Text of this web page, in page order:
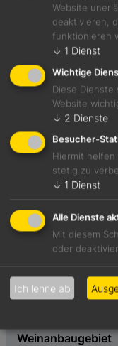
Würzig, kräftig und
Ananassaft und
Gemüse-Tempura
Weißwein
Geschmack
Weinanbaugebiet
Website
deaktivieren,
funktionieren
↓ 1 Dienst
Wichtige
Diese
Website
↓ 2 Dienste
Besucher-
Hiermit helfen
stetig zu
↓ 1 Dienst
Alle Dienste
Mit diesem
oder
Ich lehne ab